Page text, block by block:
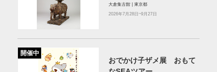
大倉集古館 | 東京都
2026年7月28日~9月27日
開催中
おでかけ子ザメ展 おもて